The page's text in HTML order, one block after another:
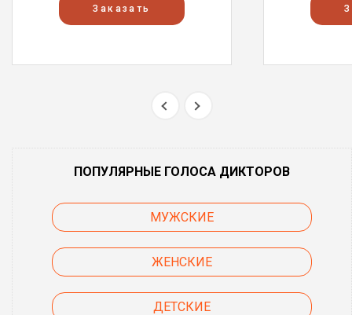
Заказать
ПОПУЛЯРНЫЕ ГОЛОСА ДИКТОРОВ
МУЖСКИЕ
ЖЕНСКИЕ
ДЕТСКИЕ